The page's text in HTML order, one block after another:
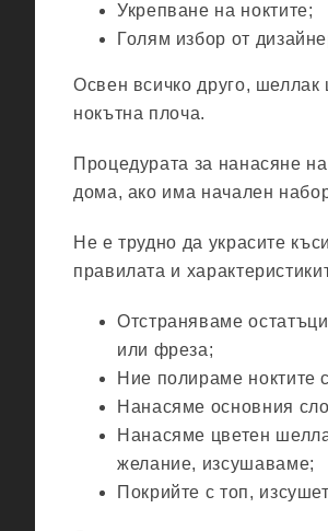
Укрепване на ноктите;
Голям избор от
Освен всичко друго, шеллак
нокътна плоча.
Процедурата за нанасяне
дома, ако има начален
Не е трудно да украсите
правилата и
Отстраняваме
или фреза;
Ние полираме ноктите
Нанасяме основния
Нанасяме цветен
желание, изсушаваме;
Покрийте с топ,